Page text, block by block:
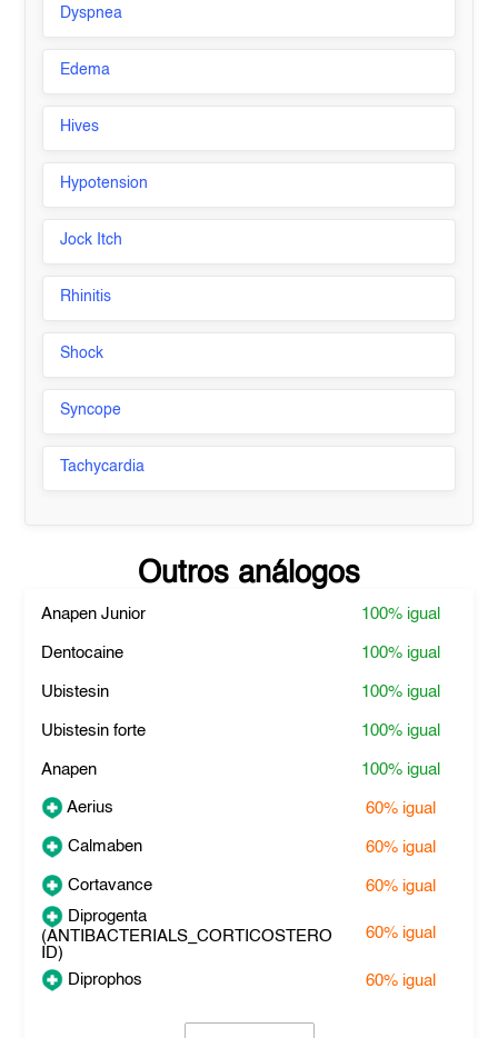
Dyspnea
Edema
Hives
Hypotension
Jock Itch
Rhinitis
Shock
Syncope
Tachycardia
Outros análogos
Anapen Junior 100% igual
Dentocaine 100% igual
Ubistesin 100% igual
Ubistesin forte 100% igual
Anapen 100% igual
Aerius 60% igual
Calmaben 60% igual
Cortavance 60% igual
Diprogenta
(ANTIBACTERIALS_CORTICOSTERO
ID)
60% igual
Diprophos 60% igual